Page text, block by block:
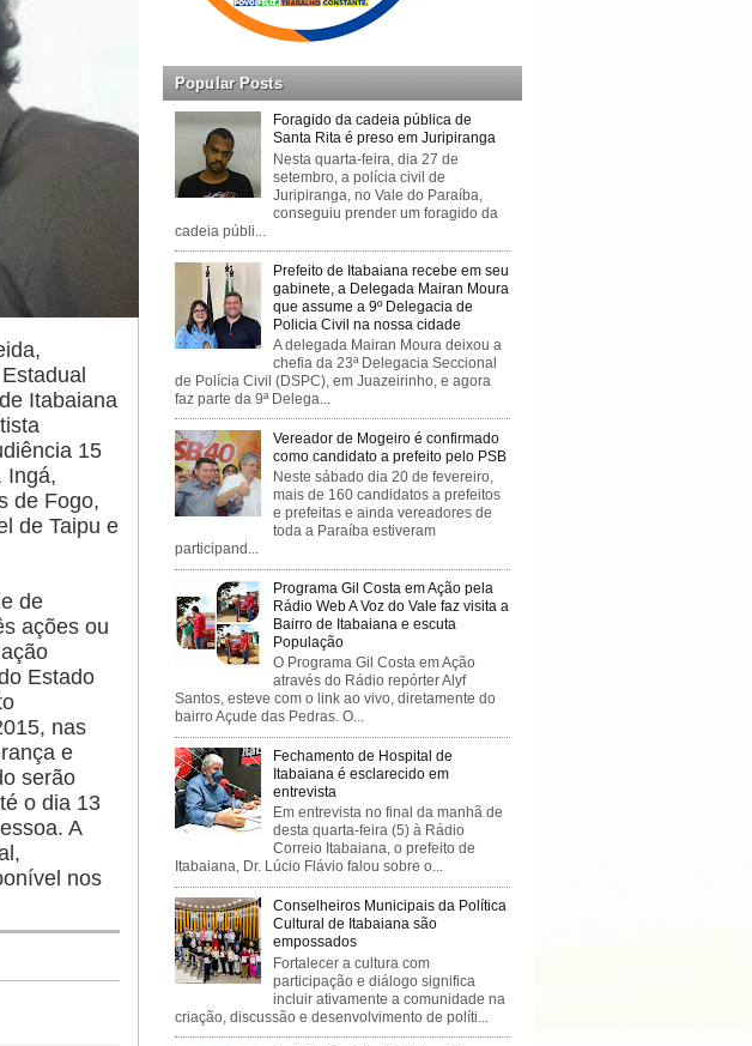
Itabaiana
15
Ingá,
de Fogo,
de Taipu e
de
ações ou
Estado
nas
e
serão
o dia 13
A
nos
Popular Posts
Foragido da cadeia pública de
Santa Rita é preso em Juripiranga
Nesta quarta-feira, dia 27 de
setembro, a polícia civil de
Juripiranga, no Vale do Paraíba,
conseguiu prender um foragido da
cadeia públi...
Prefeito de Itabaiana recebe em seu
gabinete, a Delegada Mairan Moura
que assume a 9º Delegacia de
Policia Civil na nossa cidade
A delegada Mairan Moura deixou a
chefia da 23ª Delegacia Seccional
de Polícia Civil (DSPC), em Juazeirinho, e agora
faz parte da 9ª Delega...
Vereador de Mogeiro é confirmado
como candidato a prefeito pelo PSB
Neste sábado dia 20 de fevereiro,
mais de 160 candidatos a prefeitos
e prefeitas e ainda vereadores de
toda a Paraíba estiveram
participand...
Programa Gil Costa em Ação pela
Rádio Web A Voz do Vale faz visita a
Bairro de Itabaiana e escuta
População
O Programa Gil Costa em Ação
através do Rádio repórter Alyf
Santos, esteve com o link ao vivo, diretamente do
bairro Açude das Pedras. O...
Fechamento de Hospital de
Itabaiana é esclarecido em
entrevista
Em entrevista no final da manhã de
desta quarta-feira (5) à Rádio
Correio Itabaiana, o prefeito de
Itabaiana, Dr. Lúcio Flávio falou sobre o...
Conselheiros Municipais da Política
Cultural de Itabaiana são
empossados
Fortalecer a cultura com
participação e diálogo significa
incluir ativamente a comunidade na
criação, discussão e desenvolvimento de políti...